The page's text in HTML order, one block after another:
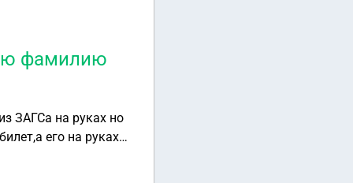
фамилию
ЗАГСа на руках но
его на руках